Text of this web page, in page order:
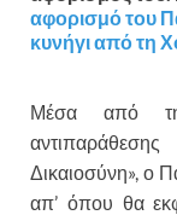
αφορισμό του
κυνήγι
Μέσα από την
αντιπαράθεσης
Δικαιοσύνη», ο
απ’ όπου θα